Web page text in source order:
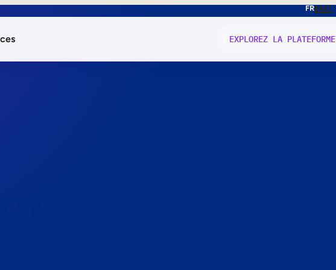
FRENIT
EXPLOREZ LA PLATEFORME